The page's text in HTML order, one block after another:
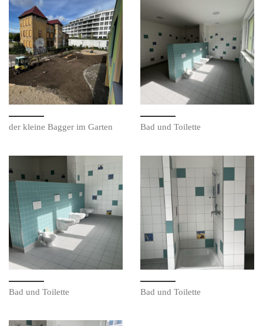
der kleine Bagger im Garten Bad und Toilette
Bad und Toilette Bad und Toilette